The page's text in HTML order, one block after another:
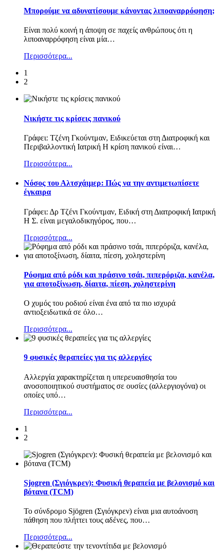
Μπορούμε να αδυνατίσουμε κάνοντας λιποαναρρόφηση;
Είναι πολύ κοινή η άποψη σε παχείς ανθρώπους ότι η
λιποαναρρόφηση είναι μία…
Περισσότερα...
1
2
Νικήστε τις κρίσεις πανικού
Γράφει: Τζένη Γκούντμαν, Ειδικεύεται στη Διατροφική και
Περιβαλλοντική Ιατρική Η κρίση πανικού είναι…
Περισσότερα...
Nόσος του Αλτσχάιμερ: Πώς να την αντιμετωπίσετε
έγκαιρα
Γράφει: Δρ Τζένι Γκούντμαν, Ειδική στη Διατροφική Ιατρική
Η Σ. είναι μεγαλοδικηγόρος, που…
Περισσότερα...
Ρόφημα από ρόδι και πράσινο τσάι, πιπερόριζα, κανέλα,
για αποτοξίνωση, δίαιτα, πίεση, χοληστερίνη
Ο χυμός του ροδιού είναι ένα από τα πιο ισχυρά
αντιοξειδωτικά σε όλο…
Περισσότερα...
9 φυσικές θεραπείες για τις αλλεργίες
Αλλεργία χαρακτηρίζεται η υπερευαισθησία του
ανοσοποιητικού συστήματος σε ουσίες (αλλεργιογόνα) οι
οποίες υπό…
Περισσότερα...
1
2
Sjogren (Σγιόγκρεν): Φυσική θεραπεία με βελονισμό και
βότανα (TCM)
Το σύνδρομο Sjögren (Σγιόγκρεν) είναι μια αυτοάνοση
πάθηση που πλήττει τους αδένες, που…
Περισσότερα...